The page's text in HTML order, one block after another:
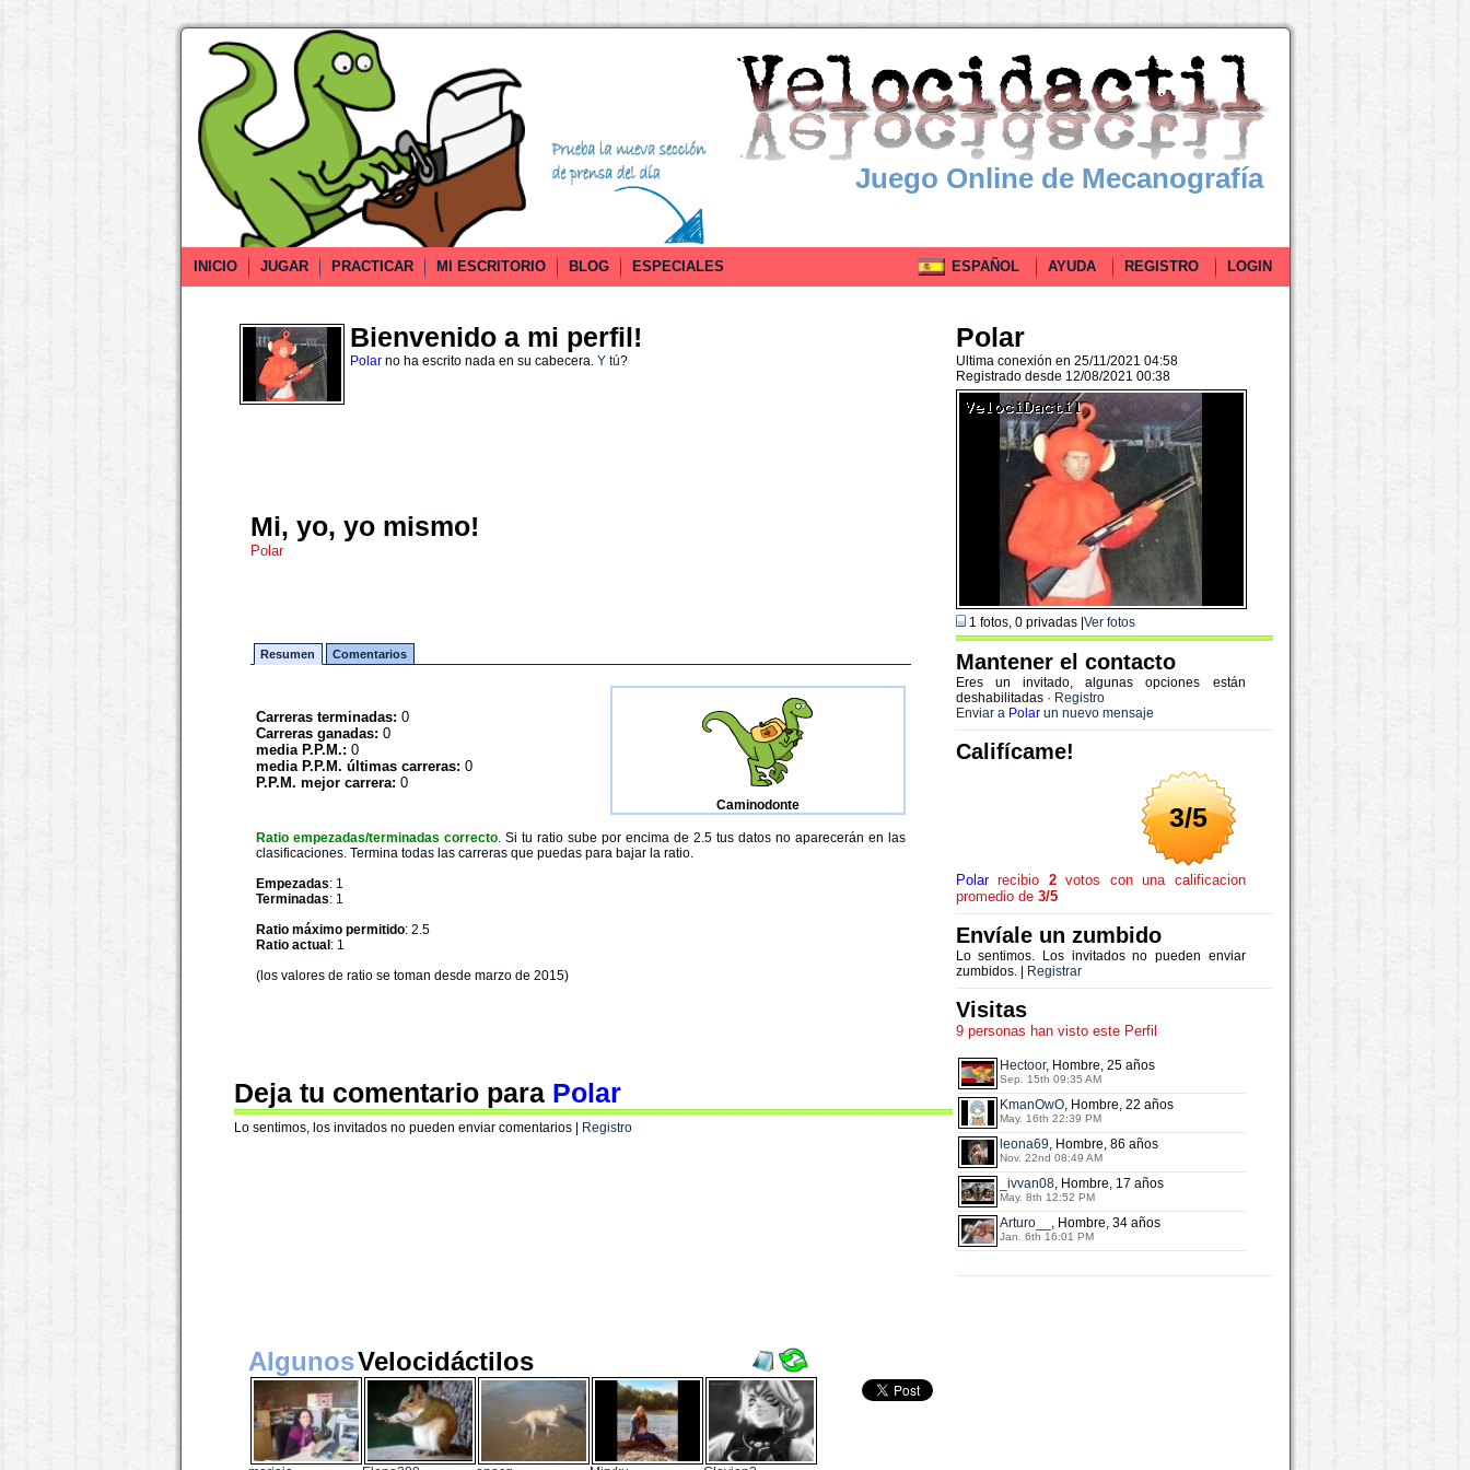
Juego Online de Mecanografía
INICIO JUGAR PRACTICAR MI ESCRITORIO BLOG ESPECIALES ESPAÑOL AYUDA REGISTRO LOGIN
Bienvenido a mi perfil!
Polarno ha escrito nada en su cabecera. Y tú?
Mi, yo, yo mismo!
Polar
Resumen Comentarios
Carreras terminadas: 0
Carreras ganadas: 0
media P.P.M.: 0
media P.P.M. últimas carreras: 0
P.P.M. mejor carrera: 0
Caminodonte
Ratio empezadas/terminadas correcto. Si tu ratio sube por encima de 2.5 tus datos no aparecerán en las
clasificaciones. Termina todas las carreras que puedas para bajar la ratio.
Empezadas: 1
Terminadas: 1
Ratio máximo permitido: 2.5
Ratio actual : 1
(los valores de ratio se toman desde marzo de 2015)
Deja tu comentario para Polar
Lo sentimos, los invitados no pueden enviar comentarios | Registro
Polar
Ultima conexión en 25/11/2021 04:58
Registrado desde 12/08/2021 00:38
1 fotos, 0 privadas | Ver fotos
Mantener el contacto
Eres un invitado, algunas opciones están
deshabilitadas · Registro
Enviar a Polarun nuevo mensaje
Califícame!
3/5
Polarrecibio 2votos con una calificacion
promedio de 3/5
Envíale un zumbido
Lo sentimos. Los invitados no pueden enviar
zumbidos. |
Registrar
Visitas
9 personas han visto este Perfil
Hectoor, Hombre, 25 años
Sep. 15th 09:35 AM
KmanOwO, Hombre, 22 años
May. 16th 22:39 PM
leona69, Hombre, 86 años
Nov. 22nd 08:49 AM
_ivvan08, Hombre, 17 años
May. 8th 12:52 PM
Arturo__ , Hombre, 34 años
Jan. 6th 16:01 PM
AlgunosVelocidáctilos